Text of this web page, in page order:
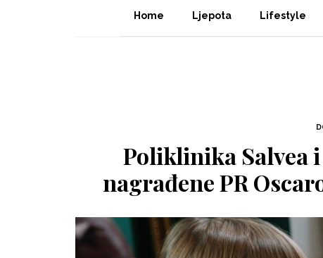
Home Ljepota Lifestyle
Poliklinika Salvea
nagrađene PR